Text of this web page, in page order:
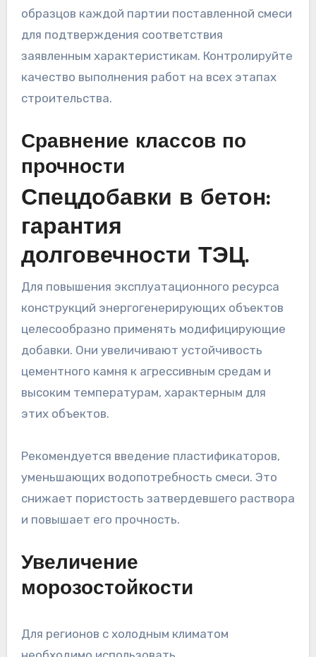
образцов каждой партии поставленной смеси
для подтверждения соответствия
заявленным характеристикам. Контролируйте
качество выполнения работ на всех этапах
строительства.
Сравнение классов по
прочности
Спецдобавки в бетон:
гарантия
долговечности ТЭЦ.
Для повышения эксплуатационного ресурса
конструкций энергогенерирующих объектов
целесообразно применять модифицирующие
добавки. Они увеличивают устойчивость
цементного камня к агрессивным средам и
высоким температурам, характерным для
этих объектов.
Рекомендуется введение пластификаторов,
уменьшающих водопотребность смеси. Это
снижает пористость затвердевшего раствора
и повышает его прочность.
Увеличение
морозостойкости
Для регионов с холодным климатом